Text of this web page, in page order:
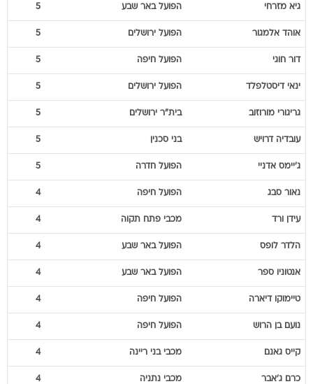
גיא מזרחי הפועל באר שבע 5
אוהד אלמגור הפועל ירושלים 5
דור חוגי הפועל חיפה 5
ינאי דיסטלפלד הפועל ירושלים 5
גריגורי מורוזוב בית"ר ירושלים 5
עובדיה דרויש בני סכנין 5
ג'יימס אדניי הפועל חדרה 5
נאור סבג הפועל חיפה 4
עידן ורד מכבי פתח תקוה 4
הלדר לופס הפועל באר שבע 4
אנטוניו ספר הפועל באר שבע 4
טיימוקו דיארה הפועל חיפה 4
נועם בן הרוש הפועל חיפה 4
קייס גאנם מכבי בני ריינה 4
כרם ג'אבר מכבי נתניה 4